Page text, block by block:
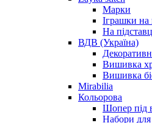
Марки
Іграшки на
На
ВДВ (Україна)
Вишивка
Вишивка
Mirabilia
Кольорова
Шопер під
Набори